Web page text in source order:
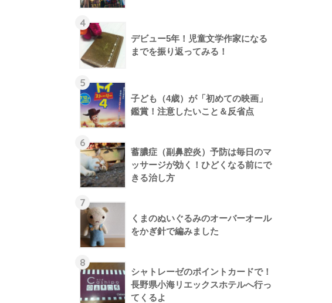
4
デビュー5年！児童文学作家になる
までを振り返ってみる！
5
子ども（4歳）が「初めての映画」
鑑賞！注意したいこと＆反省点
6
蓄膿症（副鼻腔炎）予防は毎日のマ
ッサージが効く！ひどくなる前にで
きる治し方
7
くまのぬいぐるみのオーバーオール
をかぎ針で編みました
8
シャトレーゼのポイントカードで！
長野県小海リエックスホテルへ行っ
てくるよ